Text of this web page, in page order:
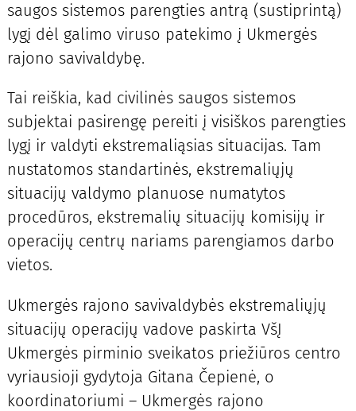
saugos sistemos parengties antrą (sustiprintą)
lygį dėl galimo viruso patekimo į Ukmergės
rajono savivaldybę.
Tai reiškia, kad civilinės saugos sistemos
subjektai pasirengę pereiti į visiškos parengties
lygį ir valdyti ekstremaliąsias situacijas. Tam
nustatomos standartinės, ekstremaliųjų
situacijų valdymo planuose numatytos
procedūros, ekstremalių situacijų komisijų ir
operacijų centrų nariams parengiamos darbo
vietos.
Ukmergės rajono savivaldybės ekstremaliųjų
situacijų operacijų vadove paskirta VšĮ
Ukmergės pirminio sveikatos priežiūros centro
vyriausioji gydytoja Gitana Čepienė, o
koordinatoriumi – Ukmergės rajono